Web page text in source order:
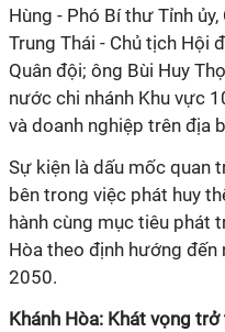
Hùng - Phó Bí thư Tỉnh
Trung Thái - Chủ tịch Hội
Quân đội; ông Bùi Huy
nước chi nhánh Khu vực
và doanh nghiệp trên địa
Sự kiện là dấu mốc quan
bên trong việc phát huy
hành cùng mục tiêu phát
Hòa theo định hướng đến
2050.
Khánh Hòa: Khát vọng